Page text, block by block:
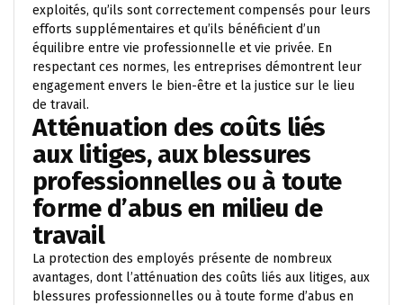
exploités, qu’ils sont correctement compensés pour leurs
efforts supplémentaires et qu’ils bénéficient d’un
équilibre entre vie professionnelle et vie privée. En
respectant ces normes, les entreprises démontrent leur
engagement envers le bien-être et la justice sur le lieu
de travail.
Atténuation des coûts liés
aux litiges, aux blessures
professionnelles ou à toute
forme d’abus en milieu de
travail
La protection des employés présente de nombreux
avantages, dont l’atténuation des coûts liés aux litiges, aux
blessures professionnelles ou à toute forme d’abus en